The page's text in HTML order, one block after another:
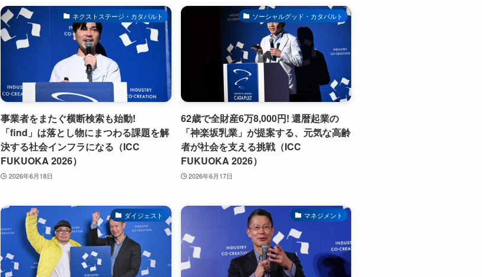
ネクストステージ・カタパルト
事業者をまたぐ横断検索も始動!
「find」は落とし物にまつわる課題を解
決する社会インフラになる（ICC
FUKUOKA 2026）
2026年6月18日
ソーシャルグッド・カタパルト
62歳で全財産6万8,000円! 還暦起業の
「神楽坂乳業」が提案する、元気な高齢
者が社会を支える挑戦（ICC
FUKUOKA 2026）
2026年6月17日
ダイジェスト マネジメント